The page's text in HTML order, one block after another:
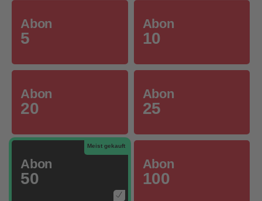
Abon
5
Abon
10
Abon
20
Abon
25
Abon
50
Meist gekauft
Abon
100